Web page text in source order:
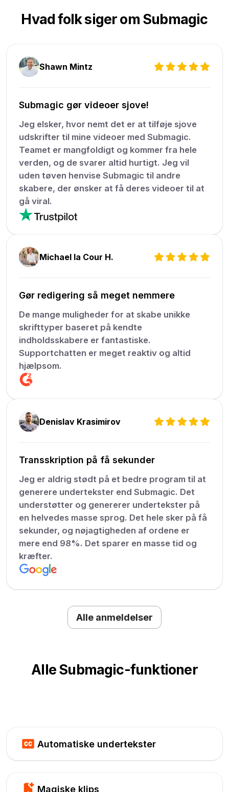
Hvad folk siger om Submagic
Shawn Mintz
Submagic gør videoer sjove!
Jeg elsker, hvor nemt det er at tilføje sjove
udskrifter til mine videoer med Submagic.
Teamet er mangfoldigt og kommer fra hele
verden, og de svarer altid hurtigt. Jeg vil
uden tøven henvise Submagic til andre
skabere, der ønsker at få deres videoer til at
gå viral.
Michael la Cour H.
Gør redigering så meget nemmere
De mange muligheder for at skabe unikke
skrifttyper baseret på kendte
indholdsskabere er fantastiske.
Supportchatten er meget reaktiv og altid
hjælpsom.
Denislav Krasimirov
Transskription på få sekunder
Jeg er aldrig stødt på et bedre program til at
generere undertekster end Submagic. Det
understøtter og genererer undertekster på
en helvedes masse sprog. Det hele sker på få
sekunder, og nøjagtigheden af ordene er
mere end 98%. Det sparer en masse tid og
kræfter.
Alle anmeldelser
Alle Submagic-funktioner
Automatiske undertekster
Magiske klips